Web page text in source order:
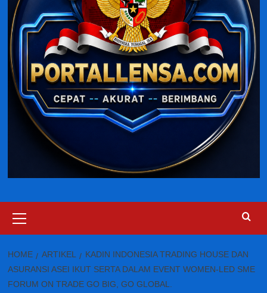
Menu
HOME ARTIKEL
KADIN INDONESIA TRADING HOUSE DAN
ASURANSI ASEI IKUT SERTA DALAM EVENT WOMEN-LED SME
FORUM ON TRADE GO BIG, GO GLOBAL.